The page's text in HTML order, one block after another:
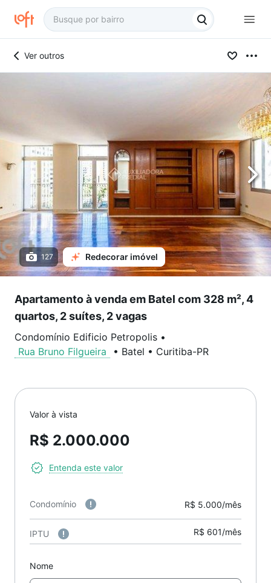
Ver outros
127 Redecorar imóvel
Apartamento à venda em Batel com 328 m², 4
quartos, 2 suítes, 2 vagas
Condomínio Edificio Petropolis •
Rua Bruno Filgueira
• Batel • Curitiba-PR
Valor à vista
R$ 2.000.000
Entenda este valor
Condomínio R$ 5.000/mês
IPTU R$ 601/mês
Nome